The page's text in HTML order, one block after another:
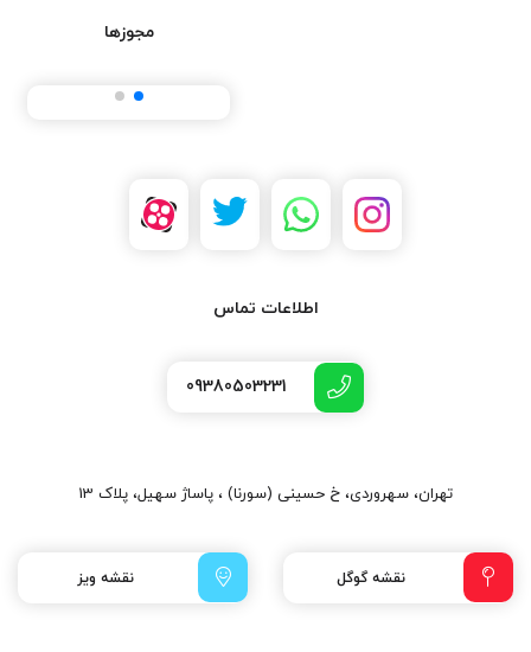
مجوزها
اطلاعات تماس
09380503231
تهران، سهروردی، خ حسینی (سورنا) ، پاساژ سهیل، پلاک 13
نقشه گوگل نقشه ویز